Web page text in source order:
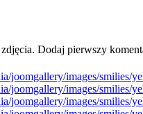
Dodaj pierwszy